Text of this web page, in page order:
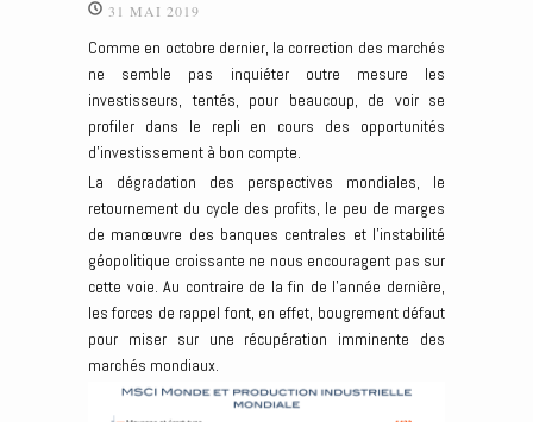
31 MAI 2019
Comme en octobre dernier, la correction des marchés
ne semble pas inquiéter outre mesure les
investisseurs, tentés, pour beaucoup, de voir se
profiler dans le repli en cours des opportunités
d’investissement à bon compte.
La dégradation des perspectives mondiales, le
retournement du cycle des profits, le peu de marges
de manœuvre des banques centrales et l’instabilité
géopolitique croissante ne nous encouragent pas sur
cette voie. Au contraire de la fin de l’année dernière,
les forces de rappel font, en effet, bougrement défaut
pour miser sur une récupération imminente des
marchés mondiaux.